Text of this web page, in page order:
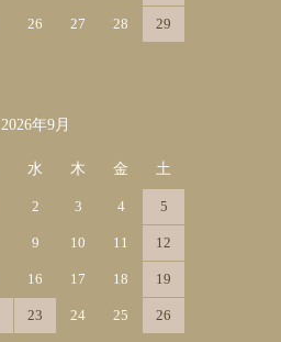
26 27 28 29
2026年9月
水 木 金 土
2 3 4 5
9 10 11 12
16 17 18 19
23 24 25 26